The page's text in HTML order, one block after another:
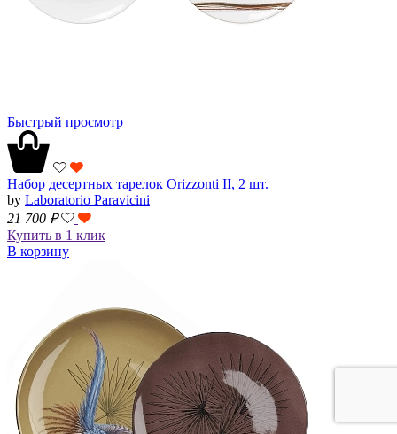
Быстрый просмотр
Набор десертных тарелок Orizzonti II, 2 шт.
by Laboratorio Paravicini
21 700 ₽
Купить в 1 клик
В корзину